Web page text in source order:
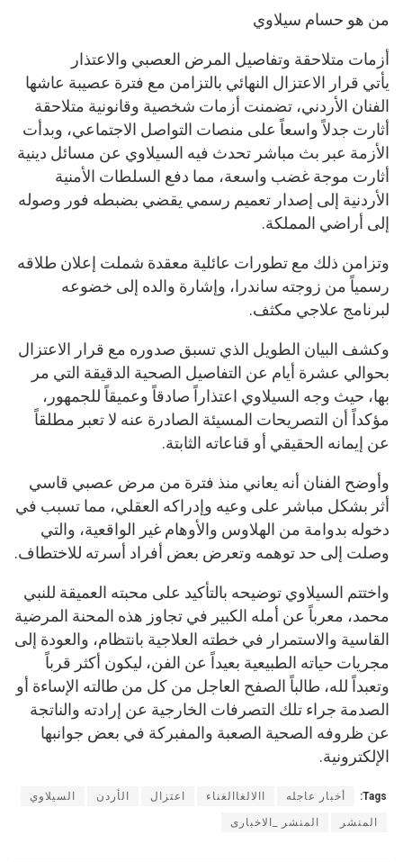
من هو حسام سيلاوي
أزمات متلاحقة وتفاصيل المرض العصبي والاعتذار
يأتي قرار الاعتزال النهائي بالتزامن مع فترة عصيبة عاشها
الفنان الأردني، تضمنت أزمات شخصية وقانونية متلاحقة
أثارت جدلاً واسعاً على منصات التواصل الاجتماعي، وبدأت
الأزمة عبر بث مباشر تحدث فيه السيلاوي عن مسائل دينية
أثارت موجة غضب واسعة، مما دفع السلطات الأمنية
الأردنية إلى إصدار تعميم رسمي يقضي بضبطه فور وصوله
إلى أراضي المملكة.
وتزامن ذلك مع تطورات عائلية معقدة شملت إعلان طلاقه
رسمياً من زوجته ساندرا، وإشارة والده إلى خضوعه
لبرنامج علاجي مكثف.
وكشف البيان الطويل الذي تسبق صدوره مع قرار الاعتزال
بحوالي عشرة أيام عن التفاصيل الصحية الدقيقة التي مر
بها، حيث وجه السيلاوي اعتذاراً صادقاً وعميقاً للجمهور،
مؤكداً أن التصريحات المسيئة الصادرة عنه لا تعبر مطلقاً
عن إيمانه الحقيقي أو قناعاته الثابتة.
وأوضح الفنان أنه يعاني منذ فترة من مرض عصبي قاسي
أثر بشكل مباشر على وعيه وإدراكه العقلي، مما تسبب في
دخوله بدوامة من الهلاوس والأوهام غير الواقعية، والتي
وصلت إلى حد توهمه وتعرض بعض أفراد أسرته للاختطاف.
واختتم السيلاوي توضيحه بالتأكيد على محبته العميقة للنبي
محمد، معرباً عن أمله الكبير في تجاوز هذه المحنة المرضية
القاسية والاستمرار في خطته العلاجية بانتظام، والعودة إلى
مجريات حياته الطبيعية بعيداً عن الفن، ليكون أكثر قرباً
وتعبداً لله، طالباً الصفح العاجل من كل من طالته الإساءة أو
الصدمة جراء تلك التصرفات الخارجية عن إرادته والناتجة
عن ظروفه الصحية الصعبة والمفبركة في بعض جوانبها
الإلكترونية.
Tags: أخبار عاجله االالغاالغناء اعتزال الأردن السيلاوي
المنشر المنشر _الاخبارى